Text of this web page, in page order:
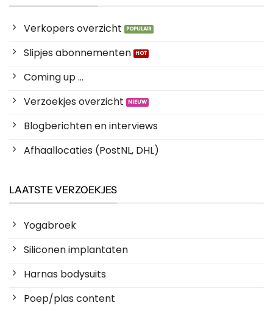
Verkopers overzicht
Slipjes abonnementen
Coming up ...
Verzoekjes overzicht
Blogberichten en interviews
Afhaallocaties (PostNL, DHL)
LAATSTE VERZOEKJES
Yogabroek
Siliconen implantaten
Harnas bodysuits
Poep/plas content